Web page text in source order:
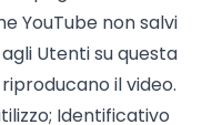
YouTube non salvi
Utenti su questa
il video.
Identificativo